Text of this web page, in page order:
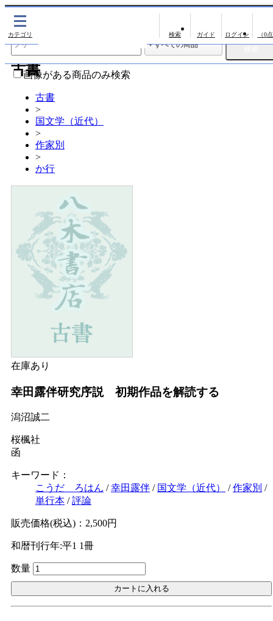
（0
出版物
影印資料
近代雑誌複刻資料
単行本◆歴史
単行本◆書誌
単行本◆日本語史
単行本◆美術
Ｗｅｂ版
古書
画像がある商品のみ検索
古書
古書
>
国文学（近代）
>
作家別
>
か行
在庫あり
幸田露伴研究序説 初期作品を解読する
潟沼誠二
桜楓社
函
キーワード：
こうだ ろはん /幸田露伴 / 国文学（近代） /作家別 /
単行本 /評論
販売価格(税込)：2,500円
和暦刊行年:平1 1冊
数量